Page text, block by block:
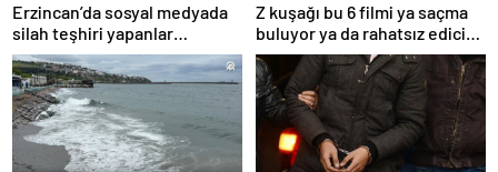
Erzincan’da sosyal medyada
silah teşhiri yapanlar
yakalandı
Z kuşağı bu 6 filmi ya saçma
buluyor ya da rahatsız edici
ve toksik!